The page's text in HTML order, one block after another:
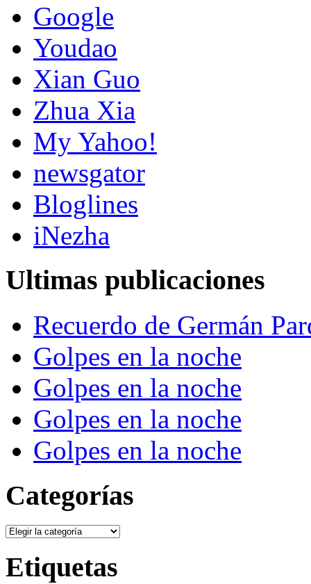
Google
Youdao
Xian Guo
Zhua Xia
My Yahoo!
newsgator
Bloglines
iNezha
Ultimas publicaciones
Recuerdo de Germán
Golpes en la noche
Golpes en la noche
Golpes en la noche
Golpes en la noche
Categorías
Categorías
Etiquetas